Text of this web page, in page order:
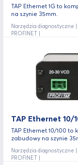
TAP Ethernet 1G to
na szynie 35mm.
Narzędzia diagnostyczne
PROFINET |
TAP Ethernet 10/
TAP Ethernet 10/100
zabudowy na szynie
Narzędzia diagnostyczne
PROFINET |